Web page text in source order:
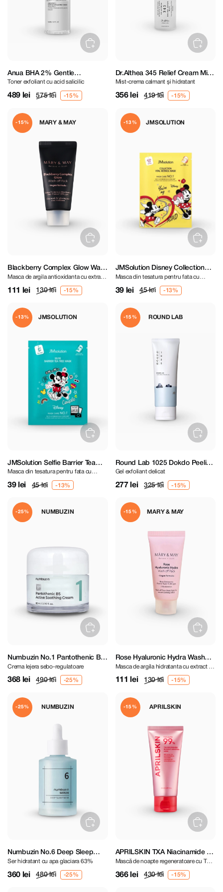
Anua BHA 2% Gentle
Exfoliating Toner 150 ml
Toner exfoliant cu acid salicilic
489 lei 575 lei
Dr.Althea 345 Relief Cream Mist
100 ml
Mist-crema calmant și hidratant
356 lei 419 lei
MARY & MAY
-15%
Blackberry Complex Glow Wash
Off Pack 30 g
Masca de argila antioxidanta cu extract
111 lei 130 lei
JMSOLUTION
-13%
JMSolution Disney Collection
Vital Retinol Mask
Masca din tesatura pentru fata cu
39 lei 45 lei
JMSOLUTION
-13%
JMSolution Selfie Barrier Tea
Tree Mask
Masca din tesatura pentru fata cu
extract de arbore de ceai
39 lei 45 lei
ROUND LAB
-15%
Round Lab 1025 Dokdo Peeling
Gel 120 ml
Gel exfoliant delicat
277 lei 325 lei
NUMBUZIN
-25%
Numbuzin No.1 Pantothenic B5
Active Soothing Cream 80 ml
Crema lejera sebo-regulatoare
368 lei 490 lei
MARY & MAY
-15%
Rose Hyaluronic Hydra Wash
Off Pack 30 g
Masca de argila hidratanta cu extract de
111 lei 130 lei
NUMBUZIN
-25%
Numbuzin No.6 Deep Sleep
Mask Serum 50 ml
Ser hidratant cu apa glaciara 63%
360 lei 480 lei
APRILSKIN
-15%
APRILSKIN TXA Niacinamide 99
Night Wrapping Mask 80 ml
Mască de noapte regeneratoare cu TXA
366 lei 430 lei